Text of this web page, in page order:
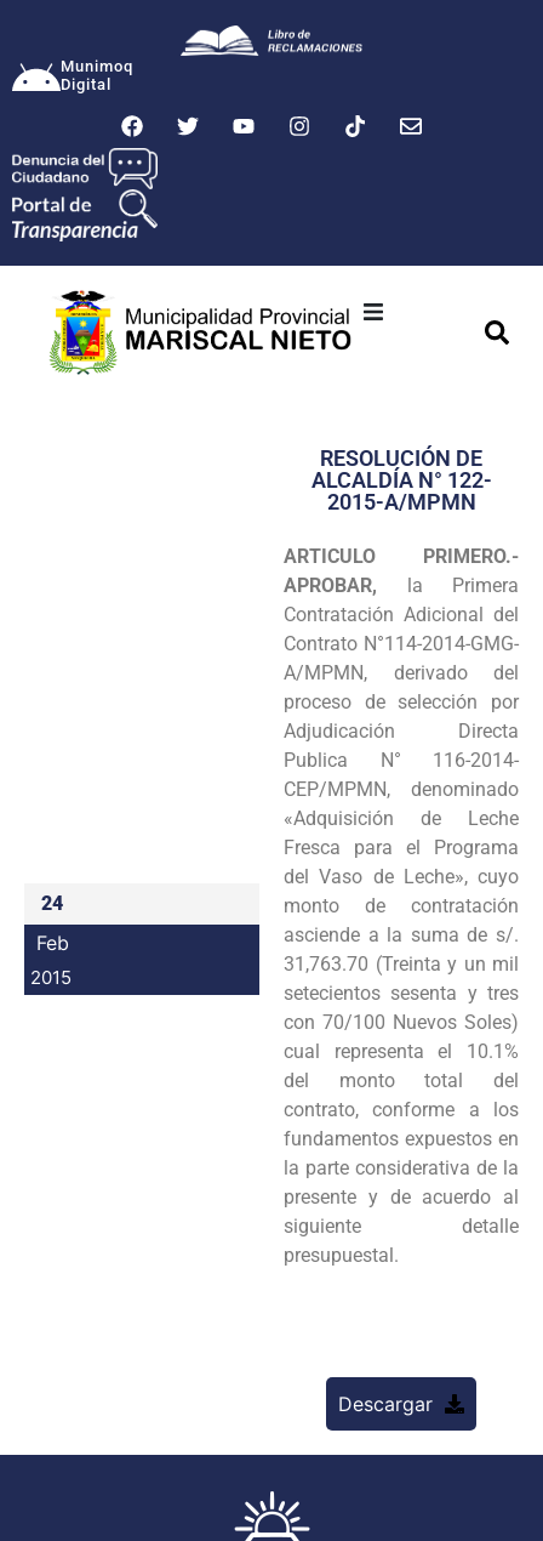
Munimoq
Digital
Transparencia
Programas
Intranet
24
Feb
2015
RESOLUCIÓN DE
ALCALDÍA N° 122-
2015-A/MPMN
ARTICULO PRIMERO.-
APROBAR, la Primera
Contratación Adicional del
Contrato N°114-2014-GMG-
A/MPMN, derivado del
proceso de selección por
Adjudicación Directa
Publica N° 116-2014-
CEP/MPMN, denominado
«Adquisición de Leche
Fresca para el Programa
del Vaso de Leche», cuyo
monto de contratación
asciende a la suma de s/.
31,763.70 (Treinta y un mil
setecientos sesenta y tres
con 70/100 Nuevos Soles)
cual representa el 10.1%
del monto total del
contrato, conforme a los
fundamentos expuestos en
la parte considerativa de la
presente y de acuerdo al
siguiente detalle
presupuestal.
Descargar